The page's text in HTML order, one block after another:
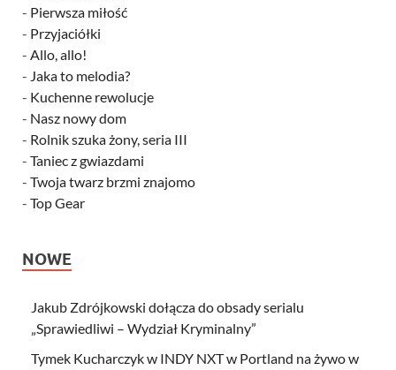
- Pierwsza miłość
- Przyjaciółki
- Allo, allo!
- Jaka to melodia?
- Kuchenne rewolucje
- Nasz nowy dom
- Rolnik szuka żony, seria III
- Taniec z gwiazdami
- Twoja twarz brzmi znajomo
- Top Gear
NOWE
Jakub Zdrójkowski dołącza do obsady serialu
„Sprawiedliwi – Wydział Kryminalny”
Tymek Kucharczyk w INDY NXT w Portland na żywo w